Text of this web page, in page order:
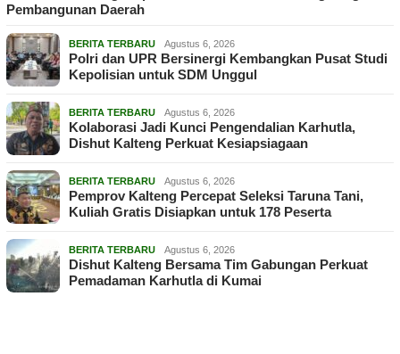
Pembangunan Daerah
BERITA TERBARU Agustus 6, 2026
Polri dan UPR Bersinergi Kembangkan Pusat Studi
Kepolisian untuk SDM Unggul
BERITA TERBARU Agustus 6, 2026
Kolaborasi Jadi Kunci Pengendalian Karhutla,
Dishut Kalteng Perkuat Kesiapsiagaan
BERITA TERBARU Agustus 6, 2026
Pemprov Kalteng Percepat Seleksi Taruna Tani,
Kuliah Gratis Disiapkan untuk 178 Peserta
BERITA TERBARU Agustus 6, 2026
Dishut Kalteng Bersama Tim Gabungan Perkuat
Pemadaman Karhutla di Kumai